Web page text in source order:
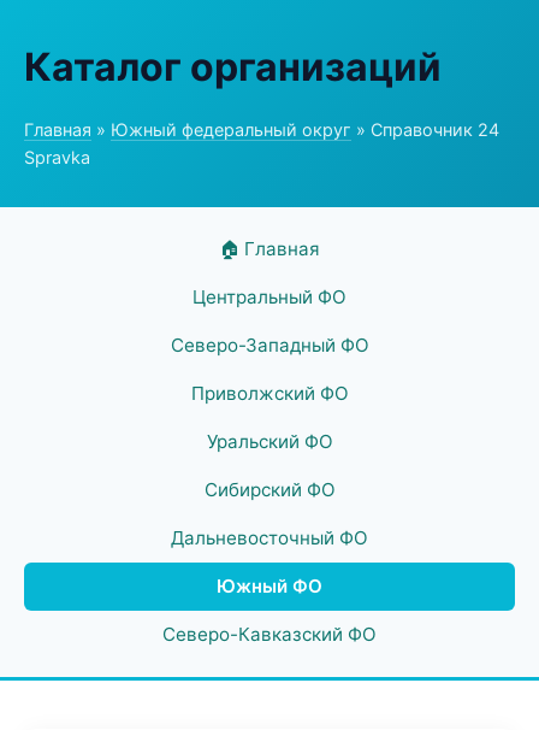
Каталог организаций
Главная » Южный федеральный округ » Справочник 24
Spravka
🏠 Главная
Центральный ФО
Северо-Западный ФО
Приволжский ФО
Уральский ФО
Сибирский ФО
Дальневосточный ФО
Южный ФО
Северо-Кавказский ФО